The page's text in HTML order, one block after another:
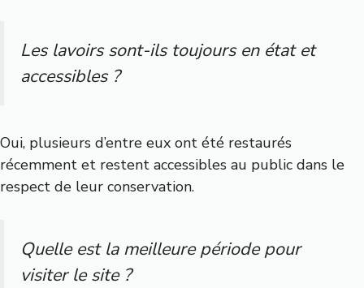
Les lavoirs sont-ils toujours en état et
accessibles ?
Oui, plusieurs d’entre eux ont été restaurés
récemment et restent accessibles au public dans le
respect de leur conservation.
Quelle est la meilleure période pour
visiter le site ?